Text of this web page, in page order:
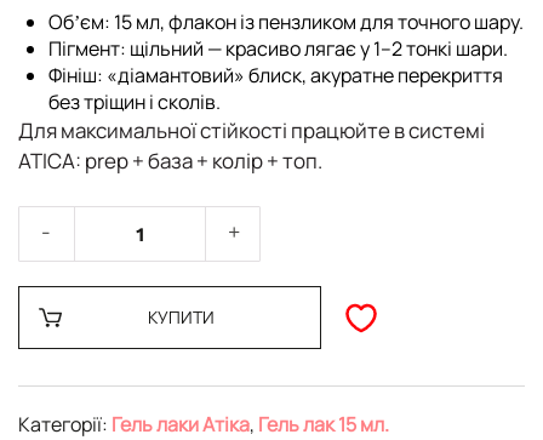
Обʼєм: 15 мл, флакон із пензликом для точного шару.
Пігмент: щільний — красиво лягає у 1–2 тонкі шари.
Фініш: «діамантовий» блиск, акуратне перекриття
без тріщин і сколів.
Для максимальної стійкості працюйте в системі
ATICA: prep + база + колір + топ.
КУПИТИ
Категорії: Гель лаки Атіка, Гель лак 15 мл.